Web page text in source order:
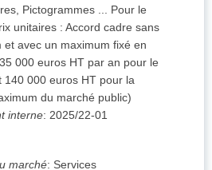
Pictogrammes ... Pour le
unitaires : Accord cadre sans
et avec un maximum fixé en
000 euros HT par an pour le
140 000 euros HT pour la
du marché public)
interne: 2025/22-01
marché: Services